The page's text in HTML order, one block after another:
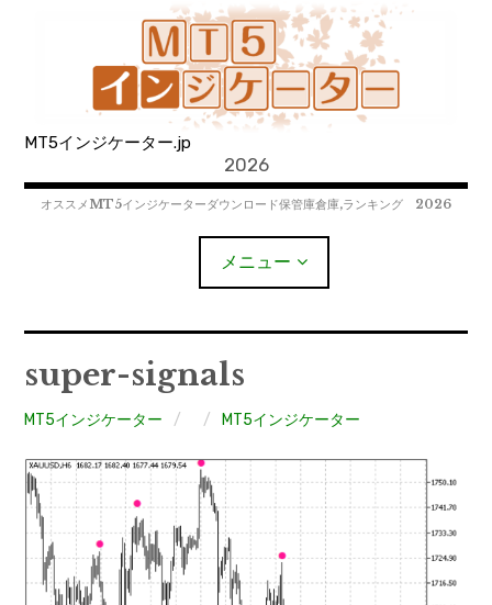
MT5インジケーター.jp
2026
オススメMT5インジケーターダウンロード保管庫倉庫,ランキング 2026
メニュー
MT4EAﾀﾞｳﾝﾛｰﾄﾞ
MT5EAﾀﾞｳﾝﾛｰﾄﾞ
MT4インジケーター
mqファイルをexファイルにする方法
super-signals
MT5インジケーター MT5インジケーター